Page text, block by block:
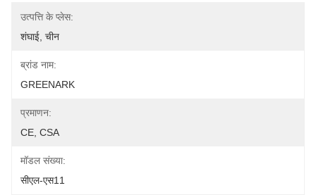
उत्पत्ति के प्लेस:
शंघाई, चीन
ब्रांड नाम:
GREENARK
प्रमाणन:
CE, CSA
मॉडल संख्या:
सीएल-एस11